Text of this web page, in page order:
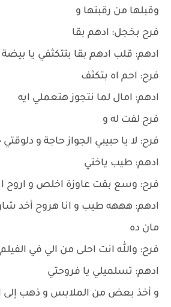
وقبلها من رقبتها و
فرح بخجل: ادهم بقا
ادهم: قلب ادهم بقا بتتكثفي يا بيضة
فرح: احم اه بتكثف
ادهم: امال لما نتجوز هتعملي ايه
فرح لفت له و
فرح: لا يا حبيبي الجواز حاجة و
ادهم: طيب ياختي
فرح: وسع بقت عاوزة اخلص و اروح
ادهم: هههه طيب و انا هروح أخد
مان ده
فرح: والله انت احلى من الي في الفيلم
ادهم: تسلميلي يا فروحتي
و أخذ بعض من الملابس و ذهب